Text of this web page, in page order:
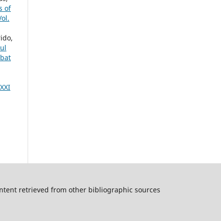
of
retrieved from other bibliographic sources